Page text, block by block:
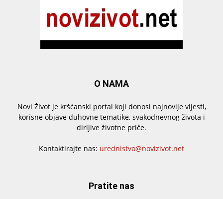
O NAMA
Novi Život je kršćanski portal koji donosi najnovije vijesti,
korisne objave duhovne tematike, svakodnevnog života i
dirljive životne priče.
Kontaktirajte nas: urednistvo@novizivot.net
Pratite nas